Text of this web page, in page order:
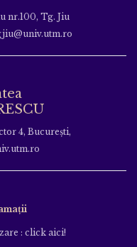
nr.100, Tg. Jiu
4, București,
: click aici!